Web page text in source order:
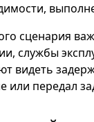
сценария
службы
видеть
или передал